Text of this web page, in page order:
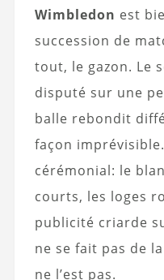
Wimbledon est
succession de
tout, le gazon. Le
disputé sur une
balle rebondit
façon
cérémonial: le
courts, les loges
publicité criarde
ne se fait pas de
ne l’est pas.